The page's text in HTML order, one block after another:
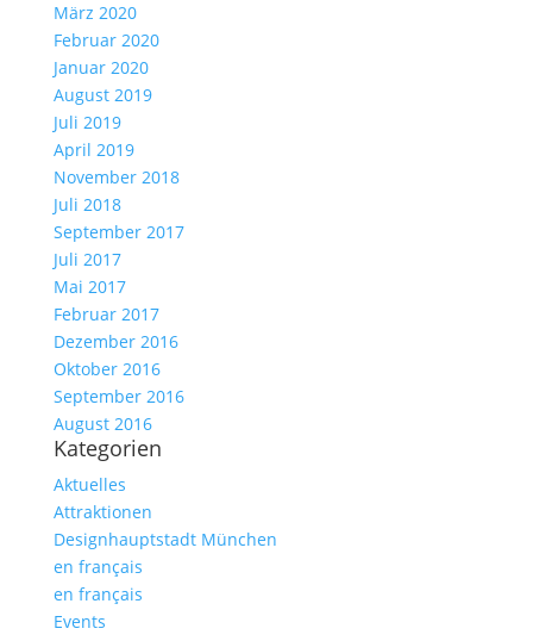
März 2020
Februar 2020
Januar 2020
August 2019
Juli 2019
April 2019
November 2018
Juli 2018
September 2017
Juli 2017
Mai 2017
Februar 2017
Dezember 2016
Oktober 2016
September 2016
August 2016
Kategorien
Aktuelles
Attraktionen
Designhauptstadt München
en français
en français
Events